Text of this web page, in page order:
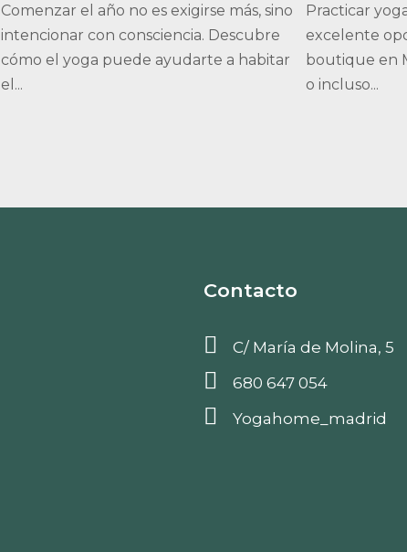
Comenzar el año no es exigirse más, sino
intencionar con consciencia. Descubre
cómo el yoga puede ayudarte a habitar
el...
Practicar
excelente
boutique en
o incluso...
Contacto
C/ María de Molina, 5
680 647 054
Yogahome_madrid